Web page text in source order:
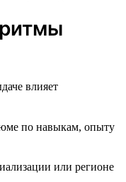
влияет
по навыкам, опыту
или регионе